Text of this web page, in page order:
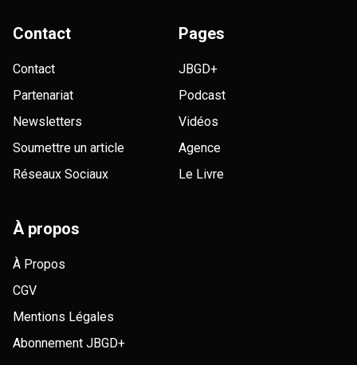
Contact
Contact
Partenariat
Newsletters
Soumettre un article
Réseaux Sociaux
Pages
JBGD+
Podcast
Vidéos
Agence
Le Livre
À propos
À Propos
CGV
Mentions Légales
Abonnement JBGD+